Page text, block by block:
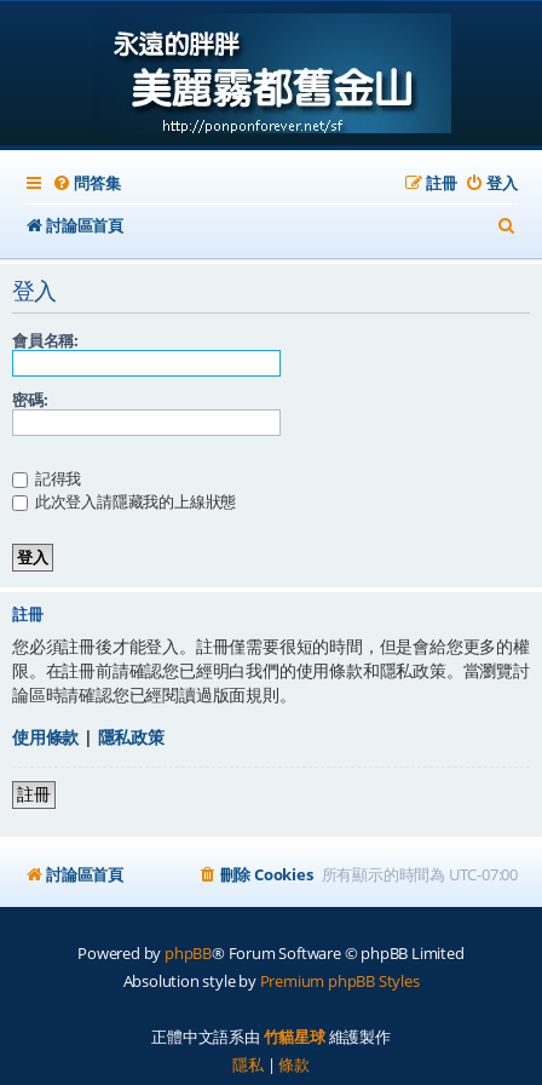
問答集 登入
註冊
討論區首頁
尋
登入
會員名稱:
密碼:
記得我
此次登入請隱藏我的上線狀態
註冊
您必須註冊後才能登入。註冊僅需要很短的時間，但是會給您更多的權
限。在註冊前請確認您已經明白我們的使用條款和隱私政策。當瀏覽討
論區時請確認您已經閱讀過版面規則。
使用條款 | 隱私政策
註冊
討論區首頁 所有顯示的時間為 UTC-07:00
刪除 Cookies
Powered by phpBB® Forum Software © phpBB Limited
Absolution style by Premium phpBB Styles
正體中文語系由 竹貓星球維護製作
隱私 |條款